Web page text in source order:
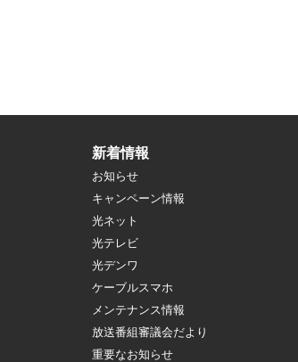
新着情報
お知らせ
キャンペーン情報
光ネット
光テレビ
光デンワ
ケーブルスマホ
メンテナンス情報
放送番組審議会だより
重要なお知らせ